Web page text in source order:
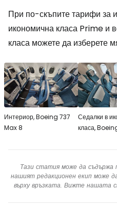
При по-скъпите тарифи за
икономична класа Prime и
класа можете да изберете
Интериор, Boeing 737
Max 8
Седалки в
класа,
Тази статия може да съдържа
нашият редакционен екип може
върху връзката. Вижте нашата